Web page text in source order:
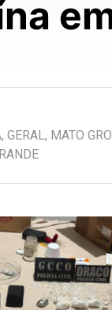
, GERAL, MATO